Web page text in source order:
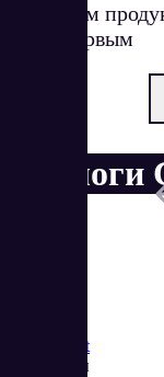
О данном
стать первым
Market
Реквизиты